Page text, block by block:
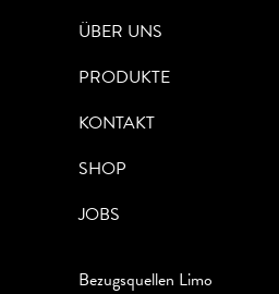
ÜBER UNS
PRODUKTE
KONTAKT
SHOP
JOBS
Bezugsquellen Limo